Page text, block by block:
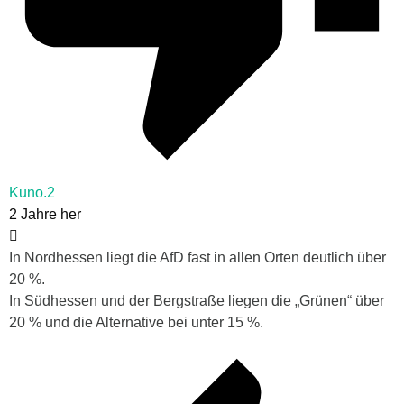
Kuno.2
2 Jahre her
In Nordhessen liegt die AfD fast in allen Orten deutlich über
20 %.
In Südhessen und der Bergstraße liegen die „Grünen“ über
20 % und die Alternative bei unter 15 %.